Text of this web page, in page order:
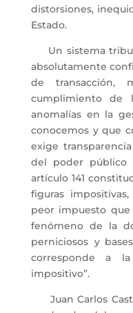
distorsiones,
Estado.
Un sistema
absolutamente
de transacción,
cumplimiento de
anomalías en la
conocemos y que
exige
del poder público
artículo 141
figuras
peor impuesto
fenómeno de la
perniciosos y
corresponde a
impositivo”.
Juan Carlos